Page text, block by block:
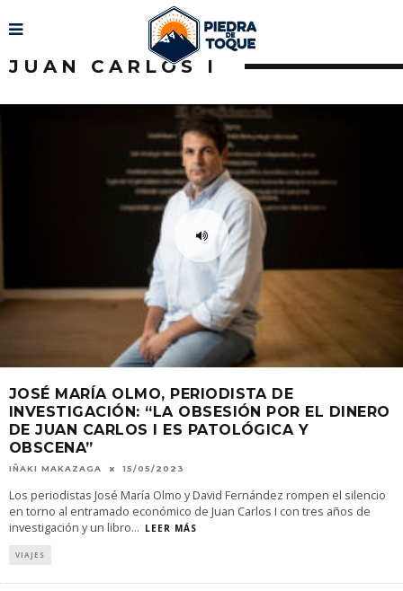
JUAN CARLOS I
JOSÉ MARÍA OLMO, PERIODISTA DE
INVESTIGACIÓN: “LA OBSESIÓN POR EL DINERO
DE JUAN CARLOS I ES PATOLÓGICA Y
OBSCENA”
IÑAKI MAKAZAGA 15/05/2023
Los periodistas José María Olmo y David Fernández rompen el silencio
en torno al entramado económico de Juan Carlos I con tres años de
investigación y un libro... LEER MÁS
VIAJES